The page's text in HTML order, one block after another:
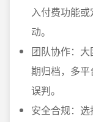
入付费功能
动。
团队协作：
期归档，多
误判。
安全合规：